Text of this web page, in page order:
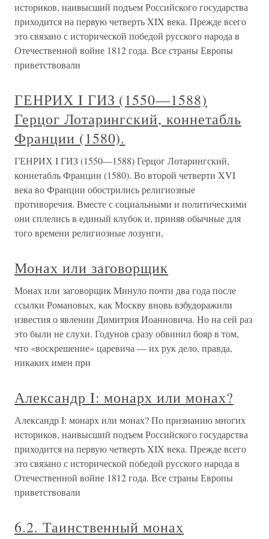
историков, наивысший подъем Российского государства
приходится на первую четверть XIX века. Прежде всего
это связано с исторической победой русского народа в
Отечественной войне 1812 года. Все страны Европы
приветствовали
ГЕНРИХ I ГИЗ (1550—1588)
Герцог Лотарингский, коннетабль
Франции (1580).
ГЕНРИХ I ГИЗ (1550—1588) Герцог Лотарингский,
коннетабль Франции (1580). Во второй четверти XVI
века во Франции обострились религиозные
противоречия. Вместе с социальными и политическими
они сплелись в единый клубок и, приняв обычные для
того времени религиозные лозунги,
Монах или заговорщик
Монах или заговорщик Минуло почти два года после
ссылки Романовых, как Москву вновь взбудоражили
известия о явлении Димитрия Иоанновича. Но на сей раз
это были не слухи. Годунов сразу обвинил бояр в том,
что «воскрешение» царевича — их рук дело, правда,
никаких имен при
Александр I: монарх или монах?
Александр I: монарх или монах? По признанию многих
историков, наивысший подъем Российского государства
приходится на первую четверть XIX века. Прежде всего
это связано с исторической победой русского народа в
Отечественной войне 1812 года. Все страны Европы
приветствовали
6.2. Таинственный монах